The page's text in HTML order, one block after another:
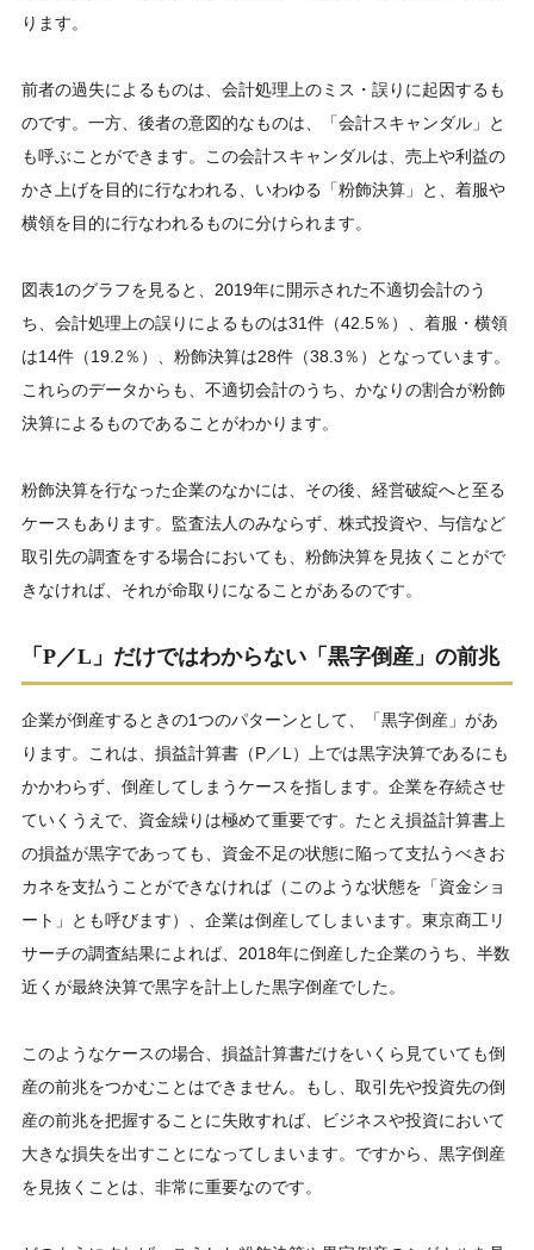
ります。
前者の過失によるものは、会計処理上のミス・誤りに起因するも
のです。一方、後者の意図的なものは、「会計スキャンダル」と
も呼ぶことができます。この会計スキャンダルは、売上や利益の
かさ上げを目的に行なわれる、いわゆる「粉飾決算」と、着服や
横領を目的に行なわれるものに分けられます。
図表1のグラフを見ると、2019年に開示された不適切会計のう
ち、会計処理上の誤りによるものは31件（42.5％）、着服・横領
は14件（19.2％）、粉飾決算は28件（38.3％）となっています。
これらのデータからも、不適切会計のうち、かなりの割合が粉飾
決算によるものであることがわかります。
粉飾決算を行なった企業のなかには、その後、経営破綻へと至る
ケースもあります。監査法人のみならず、株式投資や、与信など
取引先の調査をする場合においても、粉飾決算を見抜くことがで
きなければ、それが命取りになることがあるのです。
「P／L」だけではわからない「黒字倒産」の前兆
企業が倒産するときの1つのパターンとして、「黒字倒産」があ
ります。これは、損益計算書（P／L）上では黒字決算であるにも
かかわらず、倒産してしまうケースを指します。企業を存続させ
ていくうえで、資金繰りは極めて重要です。たとえ損益計算書上
の損益が黒字であっても、資金不足の状態に陥って支払うべきお
カネを支払うことができなければ（このような状態を「資金ショ
ート」とも呼びます）、企業は倒産してしまいます。東京商工リ
サーチの調査結果によれば、2018年に倒産した企業のうち、半数
近くが最終決算で黒字を計上した黒字倒産でした。
このようなケースの場合、損益計算書だけをいくら見ていても倒
産の前兆をつかむことはできません。もし、取引先や投資先の倒
産の前兆を把握することに失敗すれば、ビジネスや投資において
大きな損失を出すことになってしまいます。ですから、黒字倒産
を見抜くことは、非常に重要なのです。